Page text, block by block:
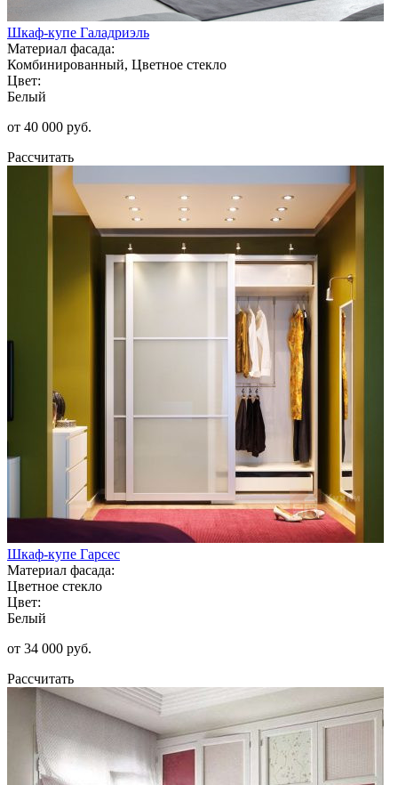
Шкаф-купе Галадриэль
Материал фасада:
Комбинированный, Цветное стекло
Цвет:
Белый
от 40 000 руб.
Рассчитать
Шкаф-купе Гарсес
Материал фасада:
Цветное стекло
Цвет:
Белый
от 34 000 руб.
Рассчитать